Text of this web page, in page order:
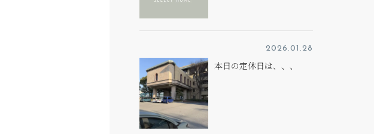
2026.01.28
本日の定休日は、、、